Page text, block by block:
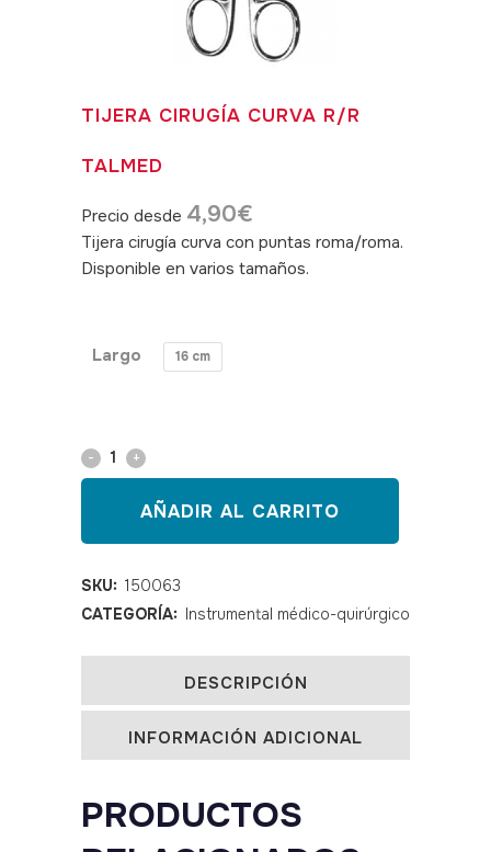
TIJERA CIRUGÍA CURVA R/R
TALMED
Precio desde 4,90€
Tijera cirugía curva con puntas roma/roma.
Disponible en varios tamaños.
Largo 16 cm
Tijera
curva
R/R
TALMED
quantity
AÑADIR AL CARRITO
SKU: 150063
CATEGORÍA: Instrumental médico-quirúrgico
DESCRIPCIÓN
INFORMACIÓN ADICIONAL
PRODUCTOS